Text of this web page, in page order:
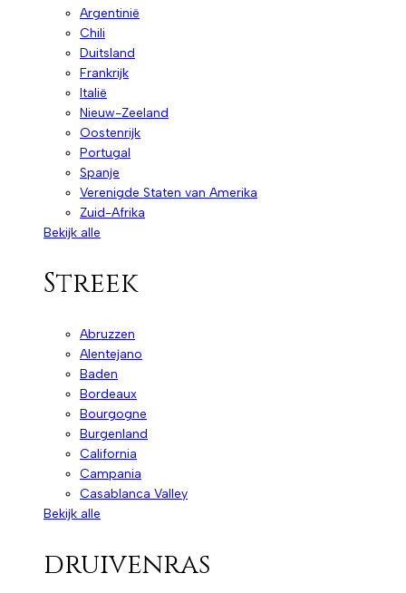
Argentinië
Chili
Duitsland
Frankrijk
Italië
Nieuw-Zeeland
Oostenrijk
Portugal
Spanje
Verenigde Staten van Amerika
Zuid-Afrika
Bekijk alle
Streek
Abruzzen
Alentejano
Baden
Bordeaux
Bourgogne
Burgenland
California
Campania
Casablanca Valley
Bekijk alle
druivenras